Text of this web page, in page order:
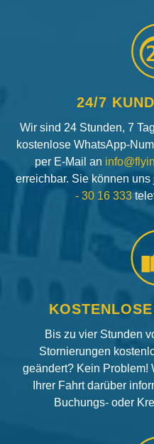
24/7
Wir sind 24 Stunden, 7
kostenlose WhatsApp-
per E-Mail an
erreichbar. Sie können
- 30 16 333
Bis zu vier Stunden
Stornierungen
geändert? Kein Problem!
Ihrer Fahrt darüber
Buchungs- oder